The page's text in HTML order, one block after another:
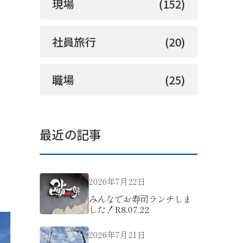
現場 (152)
社員旅行 (20)
職場 (25)
最近の記事
2026年7月22日
みんなでお寿司ランチしま
した！R8.07.22
2026年7月21日